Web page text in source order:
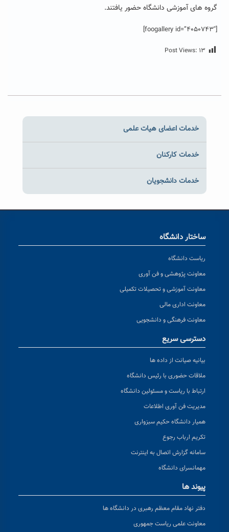
گروه های آموزشی دانشگاه حضور یافتند.
[foogallery id=”4050743″]
Post Views: ۱۳
خدمات اعضای هیات علمی
خدمات کارکنان
خدمات دانشجویان
ساختار دانشگاه
ریاست دانشگاه
معاونت پژوهشی و فن آوری
معاونت آموزشی و تحصیلات تکمیلی
معاونت اداری مالی
معاونت فرهنگی و دانشجویی
دسترسی سریع
بیانیه صیانت از داده ها
ملاقات حضوری با رئیس دانشگاه
ارتباط با ریاست و مسئولین دانشگاه
مدیریت فن آوری اطلاعات
همیار دانشگاه حکیم سبزواری
تکریم ارباب رجوع
سامانه گزارش اتصال به اینترنت
مهمانسرای دانشگاه
پیوند ها
دفتر نهاد مقام معظم رهبری در دانشگاه ها
معاونت علمی ریاست جمهوری